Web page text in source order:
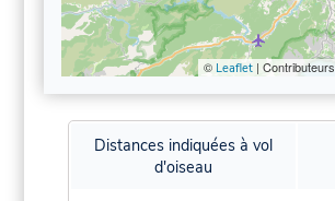
© Leaflet| Contributeurs
Distances indiquées à vol
d'oiseau